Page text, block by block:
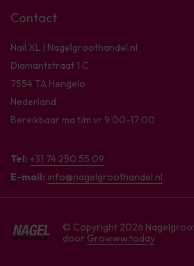
Contact
Nail XL | Nagelgroothandel.nl
Diamantstraat 1 C
7554 TA Hengelo
Nederland
Bereikbaar ma t/m vr 9:00-17:00
Tel: +31 74 250 55 09
E-mail: info@nagelgroothandel.nl
© Copyright 2026
door Growww.today